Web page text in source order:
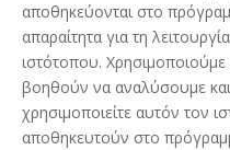
αποθηκεύονται στο
απαραίτητα για τη
ιστότοπου.
βοηθούν να αναλύσουμε
χρησιμοποιείτε αυτόν τον
αποθηκευτούν στο